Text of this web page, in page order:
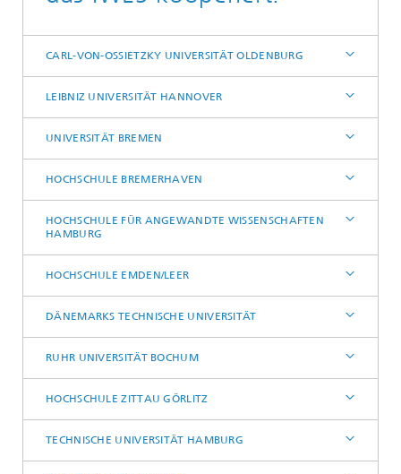
CARL-VON-OSSIETZKY UNIVERSITÄT OLDENBURG
LEIBNIZ UNIVERSITÄT HANNOVER
UNIVERSITÄT BREMEN
HOCHSCHULE BREMERHAVEN
HOCHSCHULE FÜR ANGEWANDTE WISSENSCHAFTEN
HAMBURG
HOCHSCHULE EMDEN/LEER
DÄNEMARKS TECHNISCHE UNIVERSITÄT
RUHR UNIVERSITÄT BOCHUM
HOCHSCHULE ZITTAU GÖRLITZ
TECHNISCHE UNIVERSITÄT HAMBURG